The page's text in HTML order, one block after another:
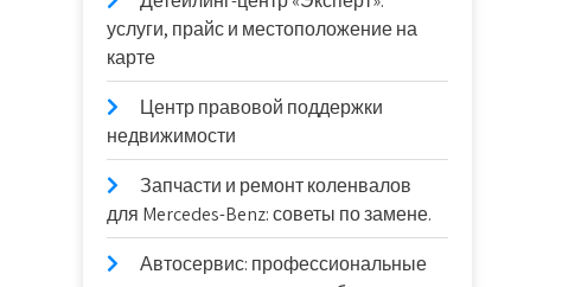
услуги, прайс и местоположение на
карте
Центр правовой поддержки
недвижимости
Запчасти и ремонт коленвалов
для Mercedes-Benz: советы по замене.
Автосервис: профессиональные